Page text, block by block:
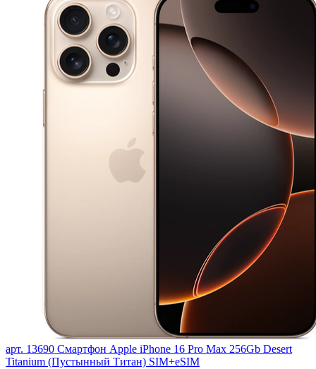
арт. 13690 Смартфон Apple iPhone 16 Pro Max 256Gb Desert
Titanium (Пустынный Титан) SIM+eSIM